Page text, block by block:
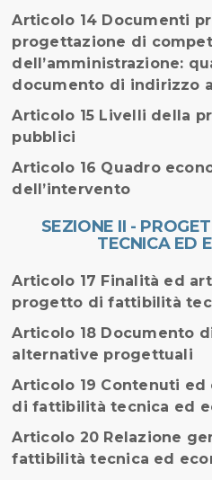
Articolo 14 Documenti
progettazione di
dell’amministrazione:
documento di indirizzo
Articolo 15 Livelli della
pubblici
Articolo 16 Quadro
dell’intervento
SEZIONE II -
TECNICA ED
Articolo 17 Finalità ed
progetto di fattibilità
Articolo 18 Documento
alternative progettuali
Articolo 19 Contenuti
di fattibilità tecnica ed
Articolo 20 Relazione
fattibilità tecnica ed